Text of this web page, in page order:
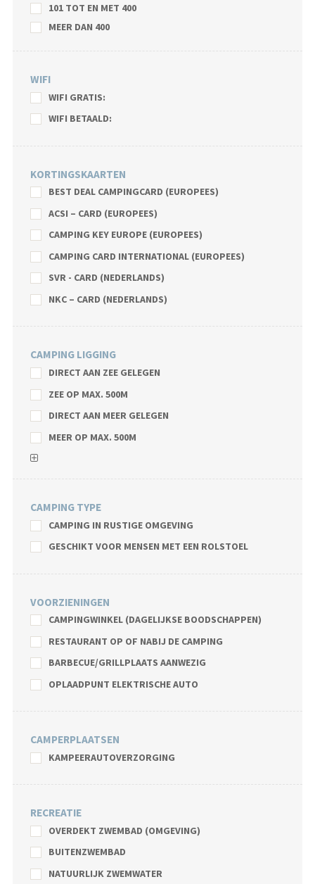
101 TOT EN MET 400
MEER DAN 400
WIFI
WIFI GRATIS:
WIFI BETAALD:
KORTINGSKAARTEN
BEST DEAL CAMPINGCARD (EUROPEES)
ACSI – CARD (EUROPEES)
CAMPING KEY EUROPE (EUROPEES)
CAMPING CARD INTERNATIONAL (EUROPEES)
SVR - CARD (NEDERLANDS)
NKC – CARD (NEDERLANDS)
CAMPING LIGGING
DIRECT AAN ZEE GELEGEN
ZEE OP MAX. 500M
DIRECT AAN MEER GELEGEN
MEER OP MAX. 500M
CAMPING TYPE
CAMPING IN RUSTIGE OMGEVING
GESCHIKT VOOR MENSEN MET EEN ROLSTOEL
VOORZIENINGEN
CAMPINGWINKEL (DAGELIJKSE BOODSCHAPPEN)
RESTAURANT OP OF NABIJ DE CAMPING
BARBECUE/GRILLPLAATS AANWEZIG
OPLAADPUNT ELEKTRISCHE AUTO
CAMPERPLAATSEN
KAMPEERAUTOVERZORGING
RECREATIE
OVERDEKT ZWEMBAD (OMGEVING)
BUITENZWEMBAD
NATUURLIJK ZWEMWATER